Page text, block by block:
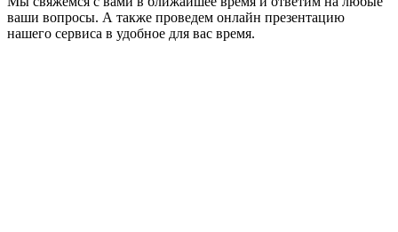
ваши вопросы. А также проведем онлайн презентацию
нашего сервиса в удобное для вас время.